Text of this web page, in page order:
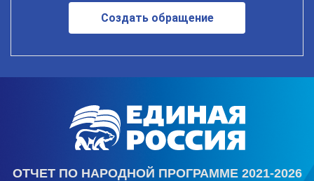
Создать обращение
ОТЧЕТ ПО НАРОДНОЙ ПРОГРАММЕ 2021-2026